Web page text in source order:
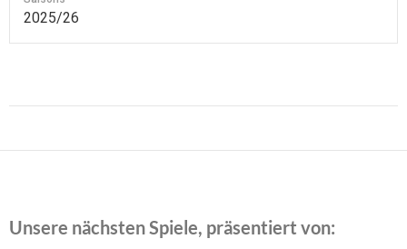
2025/26
Unsere nächsten Spiele, präsentiert von: